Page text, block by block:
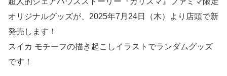
オリジナルグッズが、2025年7月24日（木）より店頭で新
発売します！
スイカ モチーフの描き起こしイラストでランダムグッズ
です！